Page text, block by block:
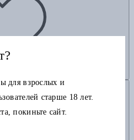
в корзину
для взрослых и
старше 18 лет.
покиньте сайт.